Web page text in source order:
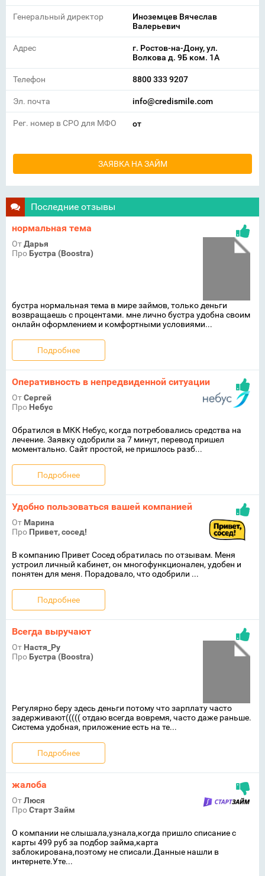
Генеральный директор
Иноземцев Вячеслав
Валерьевич
Адрес
г. Ростов-на-Дону, ул.
Волкова д. 9Б ком. 1А
Телефон 8800 333 9207
Эл. почта info@credismile.com
Рег. номер в СРО для МФО от
ЗАЯВКА НА ЗАЙМ
Последние отзывы
нормальная тема
ОтДарья
Про Бустра (Boostra)
бустра нормальная тема в мире займов, только деньги
возвращаешь с процентами. мне лично бустра удобна своим
онлайн оформлением и комфортными условиями...
Подробнее
Оперативность в непредвиденной ситуации
ОтСергей
Про Небус
Обратился в МКК Небус, когда потребовались средства на
лечение. Заявку одобрили за 7 минут, перевод пришел
моментально. Сайт простой, не пришлось разб...
Подробнее
Удобно пользоваться вашей компанией
От Марина
Про Привет, сосед!
В компанию Привет Сосед обратилась по отзывам. Меня
устроил личный кабинет, он многофункционален, удобен и
понятен для меня. Порадовало, что одобрили ...
Подробнее
Всегда выручают
От Настя_Ру
Про Бустра (Boostra)
Регулярно беру здесь деньги потому что зарплату часто
задерживают((((( отдаю всегда вовремя, часто даже раньше.
Система удобная, приложение есть на те...
Подробнее
жалоба
ОтЛюся
ПроСтарт Займ
О компании не слышала,узнала,когда пришло списание с
карты 499 руб за подбор займа,карта
заблокирована,поэтому не списали.Данные нашли в
интернете.Уте...